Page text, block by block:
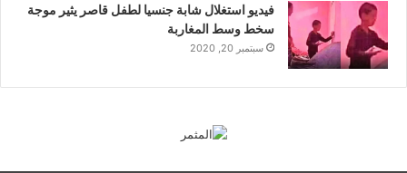
فيديو استغلال شابة جنسيا لطفل قاصر يثير موجة
سخط وسط المغاربة
سبتمبر 20, 2020